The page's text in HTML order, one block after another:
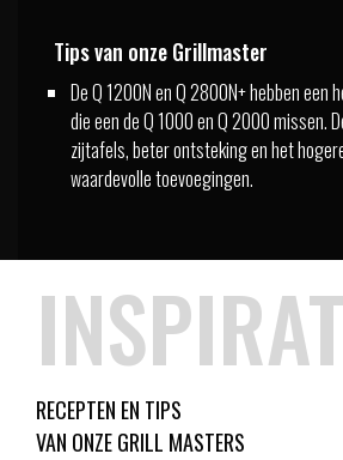
Tips van onze Grillmaster
De Q 1200N en Q 2800N+ hebben een
die een de Q 1000 en Q 2000 missen.
zijtafels, beter ontsteking en het
waardevolle toevoegingen.
RECEPTEN EN TIPS
VAN ONZE GRILL MASTERS